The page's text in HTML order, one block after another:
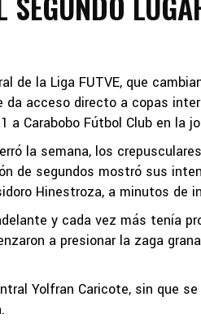
de la Liga FUTVE, que
da acceso directo a copas
a Carabobo Fútbol Club en la
la semana, los
de segundos mostró sus
Hinestroza, a minutos de
y cada vez más tenía
a presionar la zaga
Yolfran Caricote, sin que